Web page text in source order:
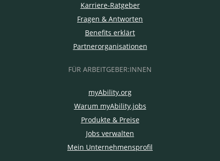
Karriere-Ratgeber
Fragen & Antworten
Benefits erklärt
Partnerorganisationen
FÜR ARBEITGEBER:INNEN
myAbility.org
Warum myAbility.jobs
Produkte & Preise
Jobs verwalten
Mein Unternehmensprofil